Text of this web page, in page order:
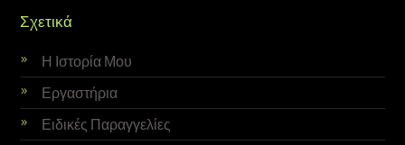
Σχετικά
Η Ιστορία Μου
Εργαστήρια
Ειδικές Παραγγελίες